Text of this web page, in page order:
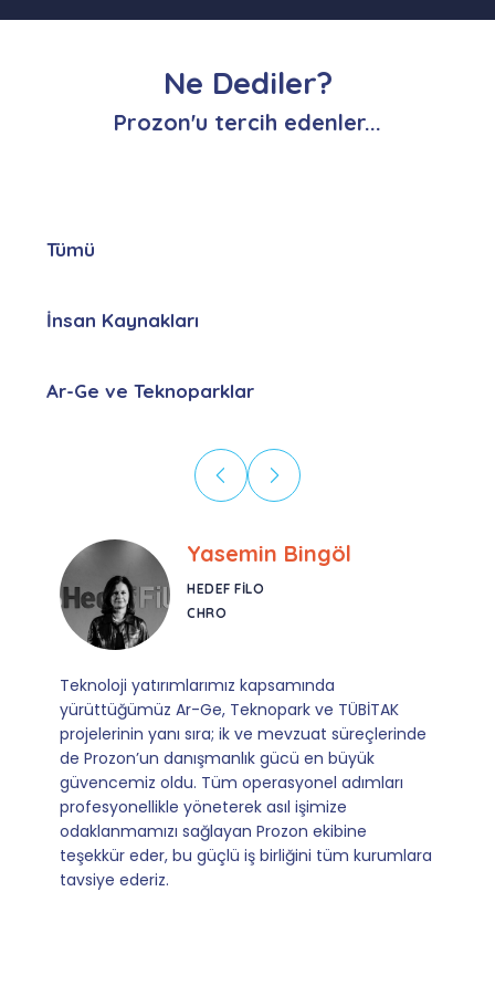
Ne Dediler?
Prozon'u tercih edenler...
Tümü
İnsan Kaynakları
Ar-Ge ve Teknoparklar
Yasemin Bingöl
HEDEF FILO
CHRO
yatırımlarımız kapsamında
Ar-Ge, Teknopark ve TÜBİTAK
yanı sıra; ik ve mevzuat süreçlerinde
Prozon’un danışmanlık gücü en büyük
oldu. Tüm operasyonel adımları
yöneterek asıl işimize
sağlayan Prozon ekibine
eder, bu güçlü iş birliğini tüm kurumlara
ederiz.